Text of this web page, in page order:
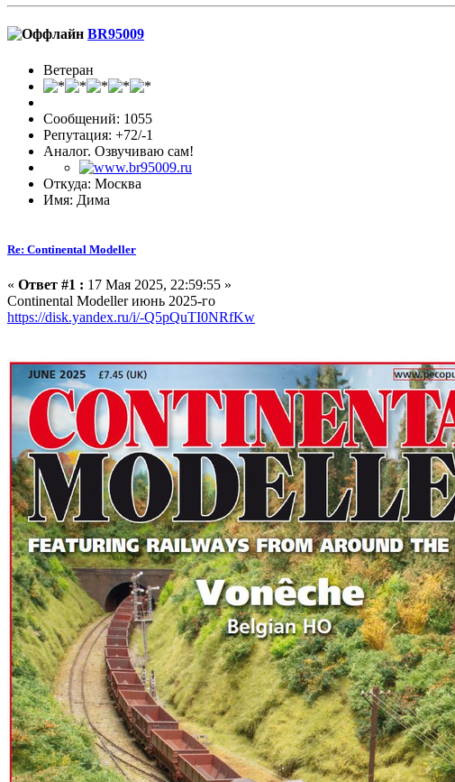
BR95009
Ветеран
Сообщений: 1055
Репутация: +72/-1
Аналог. Озвучиваю сам!
Откуда: Москва
Имя: Дима
Re: Continental Modeller
« Ответ #1 : 17 Мая 2025, 22:59:55 »
Continental Modeller июнь 2025-го
https://disk.yandex.ru/i/-Q5pQuTI0NRfKw